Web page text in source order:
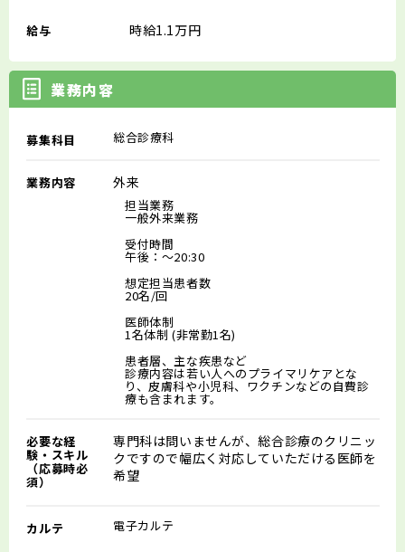
給与 時給1.1万円
業務内容
募集科目 総合診療科
業務内容 外来
担当業務
一般外来業務
受付時間
午後：～20:30
想定担当患者数
20名/回
医師体制
1名体制 (非常勤1名)
患者層、主な疾患など
診療内容は若い人へのプライマリケアとな
り、皮膚科や小児科、ワクチンなどの自費診
療も含まれます。
必要な経
験・スキル
（応募時必
須）
専門科は問いませんが、総合診療のクリニッ
クですので幅広く対応していただける医師を
希望
カルテ 電子カルテ